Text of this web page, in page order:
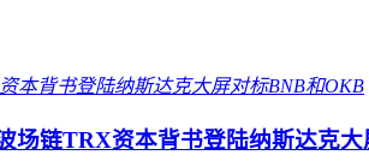
场链TRX资本背书登陆纳斯达克